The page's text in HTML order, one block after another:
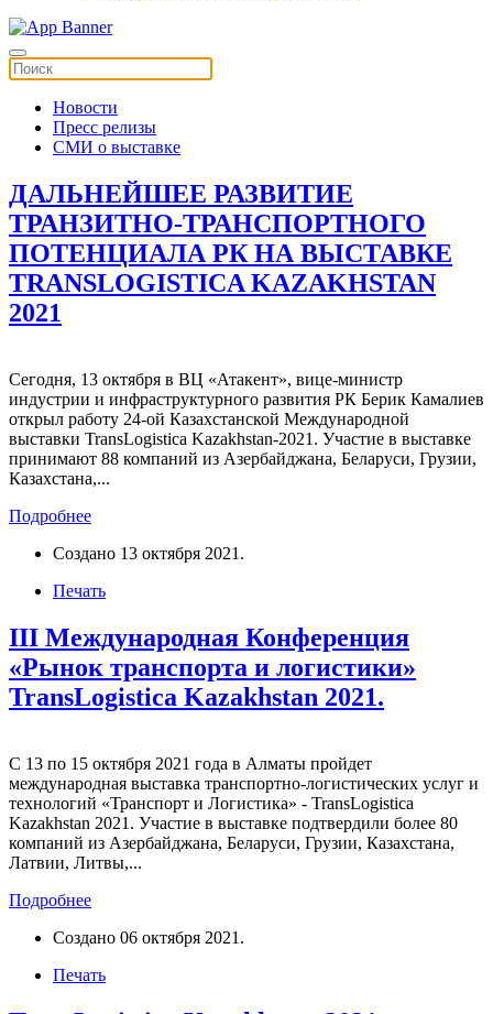
Новости
Пресс релизы
СМИ о выставке
ДАЛЬНЕЙШЕЕ РАЗВИТИЕ
ТРАНЗИТНО-ТРАНСПОРТНОГО
ПОТЕНЦИАЛА РК НА ВЫСТАВКЕ
TRANSLOGISTICA KAZAKHSTAN
2021
Сегодня, 13 октября в ВЦ «Атакент», вице-министр
индустрии и инфраструктурного развития РК Берик Камалиев
открыл работу 24-ой Казахстанской Международной
выставки TransLogistica Kazakhstan-2021. Участие в выставке
принимают 88 компаний из Азербайджана, Беларуси, Грузии,
Казахстана,...
Подробнее
Создано 13 октября 2021 .
Печать
III Международная Конференция
«Рынок транспорта и логистики»
TransLogistica Kazakhstan 2021.
С 13 по 15 октября 2021 года в Алматы пройдет
международная выставка транспортно-логистических услуг и
технологий «Транспорт и Логистика» - TransLogistica
Kazakhstan 2021. Участие в выставке подтвердили более 80
компаний из Азербайджана, Беларуси, Грузии, Казахстана,
Латвии, Литвы,...
Подробнее
Создано 06 октября 2021 .
Печать